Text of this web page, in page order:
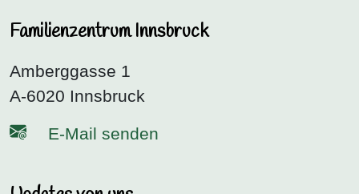
Familienzentrum Innsbruck
Amberggasse 1
A-6020 Innsbruck
E-Mail senden